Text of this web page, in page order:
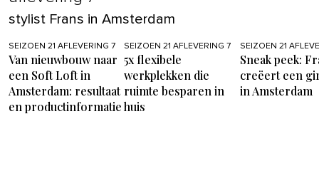
stylist Frans in Amsterdam
SEIZOEN 21 AFLEVERING 7
Van nieuwbouw naar
een Soft Loft in
Amsterdam: resultaat
en productinformatie
SEIZOEN 21 AFLEVERING 7
5x flexibele
werkplekken die
ruimte besparen in
huis
SEIZOEN 21
Sneak peek:
creëert een
in Amsterdam